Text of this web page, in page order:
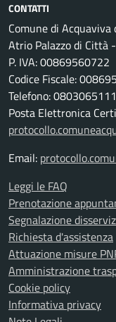
CONTATTI
Comune di Acquaviva
Atrio Palazzo di Città
P. IVA: 00869560722
Codice Fiscale:
Telefono: 0803065111
Posta Elettronica
Email:
Leggi le FAQ
Prenotazione
Segnalazione
Richiesta d'assistenza
Attuazione misure
Amministrazione
Cookie policy
Informativa privacy